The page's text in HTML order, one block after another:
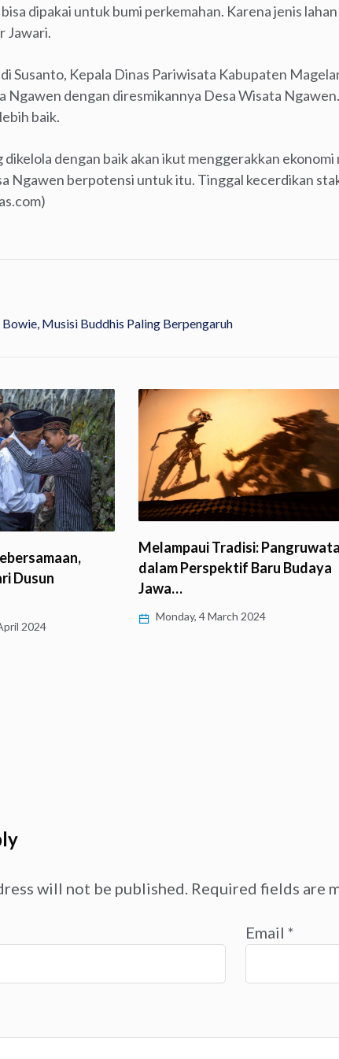
dipakai untuk bumi perkemahan. Karena jenis
Jawari.
Susanto, Kepala Dinas Pariwisata Kabupaten
Ngawen dengan diresmikannya Desa Wisata
baik.
dikelola dengan baik akan ikut menggerakkan
Ngawen berpotensi untuk itu. Tinggal kecerdikan
Musisi Buddhis Paling Berpengaruh
Dusun
2024
Melampaui Tradisi:
dalam Perspektif Baru Budaya
Jawa…
Monday, 4 March 2024
will not be published. Required fields are
Email *